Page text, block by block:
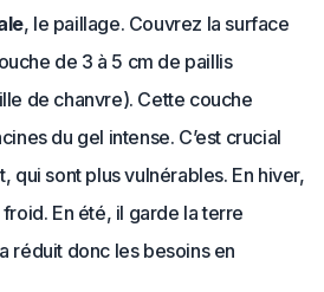
, le paillage. Couvrez la surface
de 3 à 5 cm de paillis
de chanvre). Cette couche
du gel intense. C’est crucial
qui sont plus vulnérables. En hiver,
En été, il garde la terre
réduit donc les besoins en